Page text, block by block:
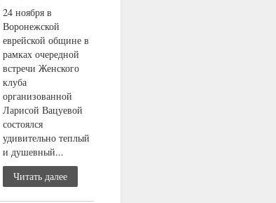
24 ноября в
Воронежской
еврейской общине в
рамках очередной
встречи Женского
клуба
организованной
Ларисой Вацуевой
состоялся
удивительно теплый
и душевный...
Читать далее